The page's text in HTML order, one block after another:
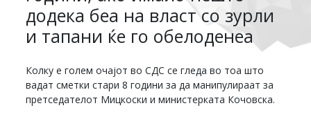
додека беа на власт со зурли
и тапани ќе го обелоденеа
Колку е голем очајот во СДС се гледа во тоа што
вадат сметки стари 8 години за да манипулираат за
претседателот Мицкоски и министерката Кочовска.